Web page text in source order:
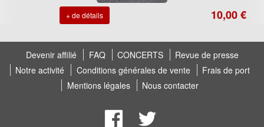
+ de détails 10,00 €
Devenir affilié FAQ CONCERTS
Revue de presse
Notre activité
Conditions générales de vente
Frais de port
Mentions légales
Nous contacter